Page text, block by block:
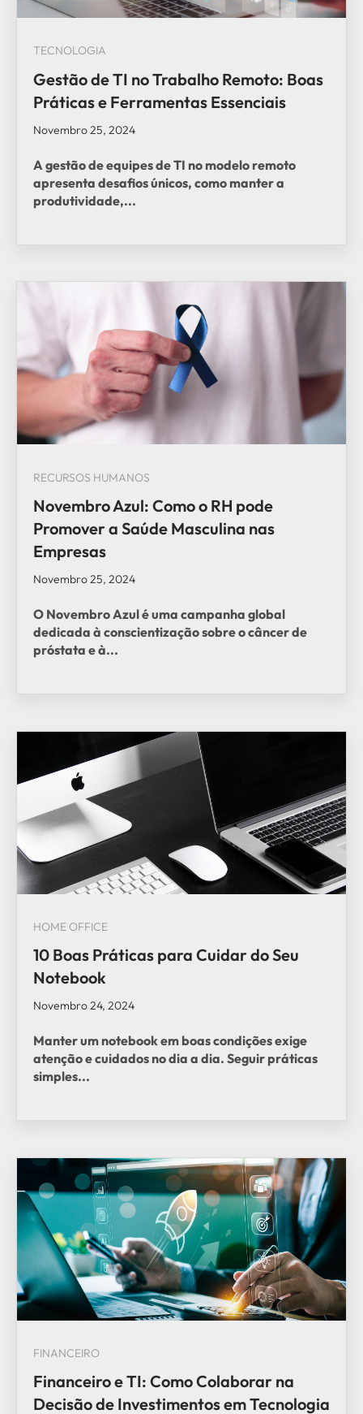
TECNOLOGIA
Gestão de TI no Trabalho Remoto: Boas
Práticas e Ferramentas Essenciais
Novembro 25, 2024
A gestão de equipes de TI no modelo remoto
apresenta desafios únicos, como manter a
produtividade,...
RECURSOS HUMANOS
Novembro Azul: Como o RH pode
Promover a Saúde Masculina nas
Empresas
Novembro 25, 2024
O Novembro Azul é uma campanha global
dedicada à conscientização sobre o câncer de
próstata e à...
HOME OFFICE
10 Boas Práticas para Cuidar do Seu
Notebook
Novembro 24, 2024
Manter um notebook em boas condições exige
atenção e cuidados no dia a dia. Seguir práticas
simples...
FINANCEIRO
Financeiro e TI: Como Colaborar na
Decisão de Investimentos em Tecnologia